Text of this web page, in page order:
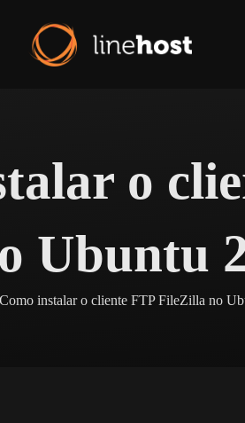
o
Ubuntu
Como instalar o cliente FTP FileZilla no